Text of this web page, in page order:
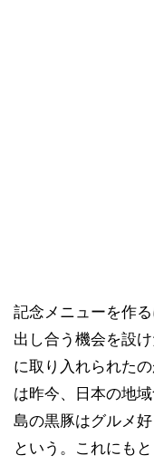
記念メニューを作
出し合う機会を設
に取り入れられた
は昨今、日本の地
島の黒豚はグルメ
という。これにも